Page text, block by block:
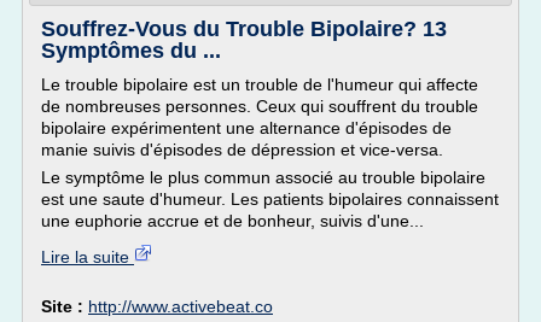
Souffrez-Vous du Trouble Bipolaire? 13
Symptômes du ...
Le trouble bipolaire est un trouble de l'humeur qui affecte
de nombreuses personnes. Ceux qui souffrent du trouble
bipolaire expérimentent une alternance d'épisodes de
manie suivis d'épisodes de dépression et vice-versa.
Le symptôme le plus commun associé au trouble bipolaire
est une saute d'humeur. Les patients bipolaires connaissent
une euphorie accrue et de bonheur, suivis d'une...
Lire la suite
Site : http://www.activebeat.co